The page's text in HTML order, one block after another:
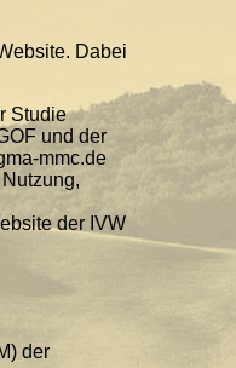
Dabei
Studie
und der
mmc.de
der IVW
der